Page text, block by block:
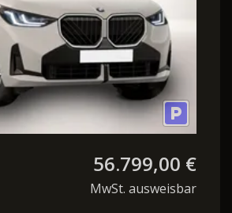
56.799,00 €
MwSt. ausweisbar